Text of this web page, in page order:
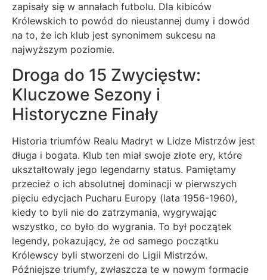
zapisały się w annałach futbolu. Dla kibiców
Królewskich to powód do nieustannej dumy i dowód
na to, że ich klub jest synonimem sukcesu na
najwyższym poziomie.
Droga do 15 Zwycięstw:
Kluczowe Sezony i
Historyczne Finały
Historia triumfów Realu Madryt w Lidze Mistrzów jest
długa i bogata. Klub ten miał swoje złote ery, które
ukształtowały jego legendarny status. Pamiętamy
przecież o ich absolutnej dominacji w pierwszych
pięciu edycjach Pucharu Europy (lata 1956-1960),
kiedy to byli nie do zatrzymania, wygrywając
wszystko, co było do wygrania. To był początek
legendy, pokazujący, że od samego początku
Królewscy byli stworzeni do Ligii Mistrzów.
Późniejsze triumfy, zwłaszcza te w nowym formacie